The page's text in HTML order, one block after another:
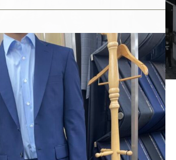
ー
ツ
SADA
の
ー
SADA
ー
ツ
SADA
の
日